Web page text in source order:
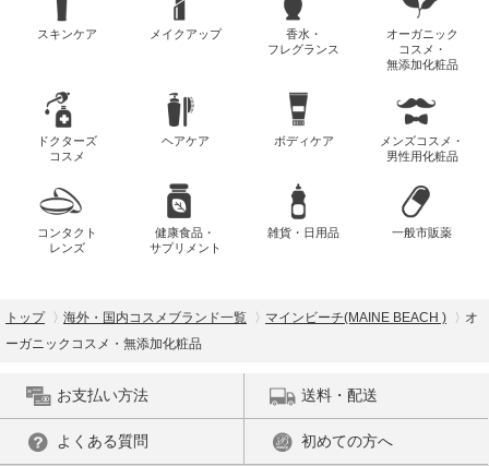
スキンケア メイクアップ
香水・
フレグランス
オーガニック
コスメ・
無添加化粧品
ドクターズ
コスメ
ヘアケア ボディケア
メンズコスメ・
男性用化粧品
コンタクト
レンズ
健康食品・
サプリメント
雑貨・日用品 一般市販薬
トップ 海外・国内コスメブランド一覧 マインビーチ(MAINE BEACH )
オ
ーガニックコスメ・無添加化粧品
お支払い方法 送料・配送
よくある質問 初めての方へ